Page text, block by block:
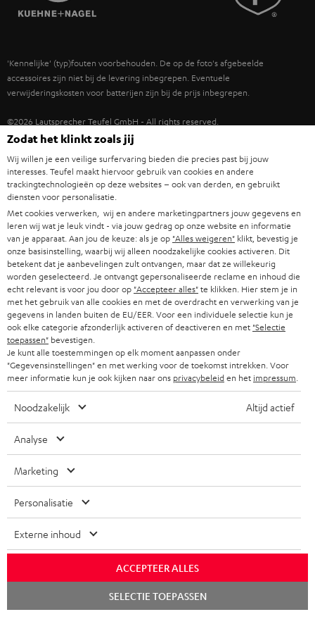
ULTIMA
FANSHOP
NIEUWKOMERS
TEUFEL STORY
DUURZAAMHEID
KADOBON
TOEGANKELIJK
POLEN
ITALIË
USA
ANDERE LANDEN
'Kennelijke' (typ)fouten voorbehouden. De op de foto's afgebeelde
accessoires zijn niet bij de levering inbegrepen. Eventuele
verwijderingskosten voor batterijen zijn bij de prijs inbegrepen.
©2026 Lautsprecher Teufel GmbH - All rights reserved.
Instellingen privacybeleid
EU Data Act hier de overeenkomst herroepen
Zodat het klinkt zoals jij
Wij willen je een veilige surfervaring bieden die precies past bij jouw
interesses. Teufel maakt hiervoor gebruik van cookies en andere
trackingtechnologieën op deze websites – ook van derden, en gebruikt
diensten voor personalisatie.
Met cookies verwerken, wij en andere marketingpartners jouw gegevens en
leren wij wat je leuk vindt - via jouw gedrag op onze website en informatie
van je apparaat. Aan jou de keuze: als je op "Alles weigeren" klikt, bevestig je
onze basisinstelling, waarbij wij alleen noodzakelijke cookies activeren. Dit
betekent dat je aanbevelingen zult ontvangen, maar dat ze willekeurig
worden geselecteerd. Je ontvangt gepersonaliseerde reclame en inhoud die
echt relevant is voor jou door op "Accepteer alles"te klikken. Hier stem je in
met het gebruik van alle cookies en met de overdracht en verwerking van je
gegevens in landen buiten de EU/EER. Voor een individuele selectie kun je
ook elke categorie afzonderlijk activeren of deactiveren en met "Selectie
toepassen" bevestigen.
Je kunt alle toestemmingen op elk moment aanpassen onder
"Gegevensinstellingen" en met werking voor de toekomst intrekken. Voor
meer informatie kun je ook kijken naar ons privacybeleiden het impressum
Noodzakelijk Altijd actief
Analyse
Marketing
Personalisatie
Externe inhoud
ACCEPTEER ALLES
SELECTIE TOEPASSEN